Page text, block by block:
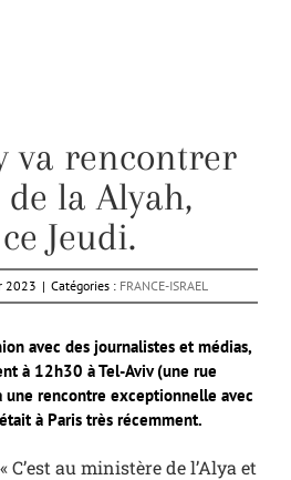
va rencontrer
la Alyah,
Jeudi.
2023 | Catégories : FRANCE-ISRAEL
avec des journalistes et médias,
à 12h30 à Tel-Aviv (une rue
rencontre exceptionnelle avec
à Paris très récemment.
C’est au ministère de l’Alya et